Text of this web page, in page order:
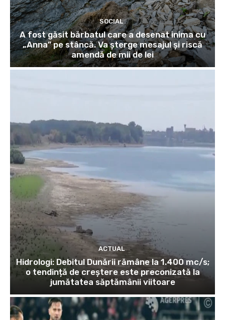
SOCIAL
A fost găsit bărbatul care a desenat inima cu
„Anna” pe stâncă. Va șterge mesajul și riscă
amendă de mii de lei
ACTUAL
Hidrologi: Debitul Dunării rămâne la 1.400 mc/s;
o tendință de creștere este preconizată la
jumătatea săptămânii viitoare